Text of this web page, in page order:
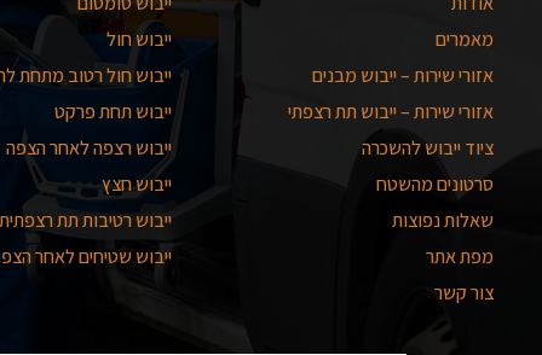
מאמרים
אזורי שירות – ייבוש מבנים
אזורי שירות – ייבוש תת רצפתי
ציוד ייבוש להשכרה
סרטונים מהשטח
שאלות נפוצות
מפת אתר
צור קשר
ייבוש חול
ייבוש חול רטוב מתחת
ייבוש תחת פרקט
ייבוש רצפה לאחר הצפה
ייבוש חצץ
ייבוש רטיבות תת רצפתית
ייבוש שטיחים לאחר